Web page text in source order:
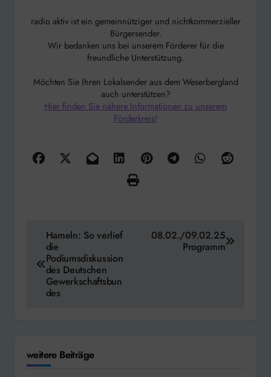
radio aktiv ist ein gemeinnütziger und nichtkommerzieller
Bürgersender.
Wir bedanken uns bei unserem Förderer für die
freundliche Unterstützung.
Möchten Sie Ihren Lokalsender aus dem Weserbergland
auch unterstützen?
Hier finden Sie nähere Informationen zu unserem
Förderkreis!
Beitragsnavigation
Hameln: So verlief
die
Podiumsdiskussion
des Deutschen
Gewerkschaftsbun
des
08.02./09.02.25
Programm
weitere Beiträge